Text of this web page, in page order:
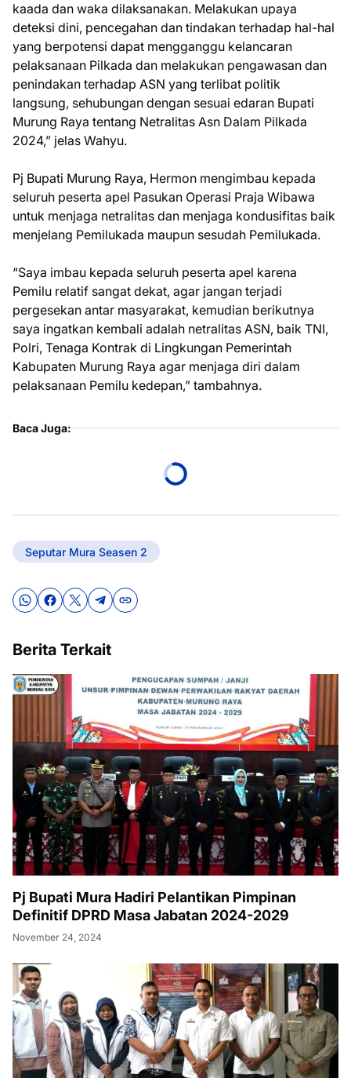
kaada dan waka dilaksanakan. Melakukan upaya
deteksi dini, pencegahan dan tindakan terhadap hal-hal
yang berpotensi dapat mengganggu kelancaran
pelaksanaan Pilkada dan melakukan pengawasan dan
penindakan terhadap ASN yang terlibat politik
langsung, sehubungan dengan sesuai edaran Bupati
Murung Raya tentang Netralitas Asn Dalam Pilkada
2024,” jelas Wahyu.
Pj Bupati Murung Raya, Hermon mengimbau kepada
seluruh peserta apel Pasukan Operasi Praja Wibawa
untuk menjaga netralitas dan menjaga kondusifitas baik
menjelang Pemilukada maupun sesudah Pemilukada.
“Saya imbau kepada seluruh peserta apel karena
Pemilu relatif sangat dekat, agar jangan terjadi
pergesekan antar masyarakat, kemudian berikutnya
saya ingatkan kembali adalah netralitas ASN, baik TNI,
Polri, Tenaga Kontrak di Lingkungan Pemerintah
Kabupaten Murung Raya agar menjaga diri dalam
pelaksanaan Pemilu kedepan,” tambahnya.
Baca Juga:
Seputar Mura Seasen 2
Berita Terkait
Pj Bupati Mura Hadiri Pelantikan Pimpinan
Definitif DPRD Masa Jabatan 2024-2029
November 24, 2024